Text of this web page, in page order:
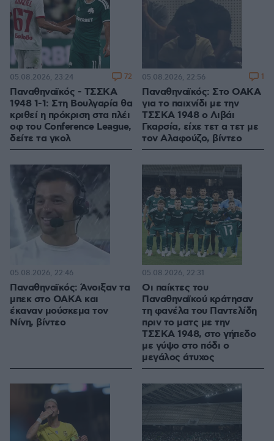
Παναθηναϊκός - ΤΣΣΚΑ
1948 1-1: Στη Βουλγαρία θα
κριθεί η πρόκριση στα πλέι
οφ του Conference League,
δείτε τα γκολ
05.08.2026, 23:24 72
Παναθηναϊκός: Στο ΟΑΚΑ
για το παιχνίδι με την
ΤΣΣΚΑ 1948 ο Λιβάι
Γκαρσία, είχε τετ α τετ με
τον Αλαφούζο, βίντεο
05.08.2026, 22:56 1
Παναθηναϊκός: Άνοιξαν τα
μπεκ στο ΟΑΚΑ και
έκαναν μούσκεμα τον
Νίνη, βίντεο
05.08.2026, 22:46
Οι παίκτες του
Παναθηναϊκού κράτησαν
τη φανέλα του Παντελίδη
πριν το ματς με την
ΤΣΣΚΑ 1948, στο γήπεδο
με γύψο στο πόδι ο
μεγάλος άτυχος
05.08.2026, 22:31